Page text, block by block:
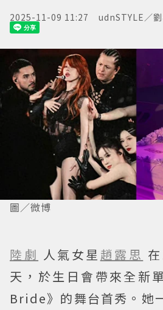
2025-11-09 11:27 udnSTYLE／劉
圖／微博
陸劇 人氣女星 趙露思
天，於生日會帶來全新
Bride》的舞台首秀。她